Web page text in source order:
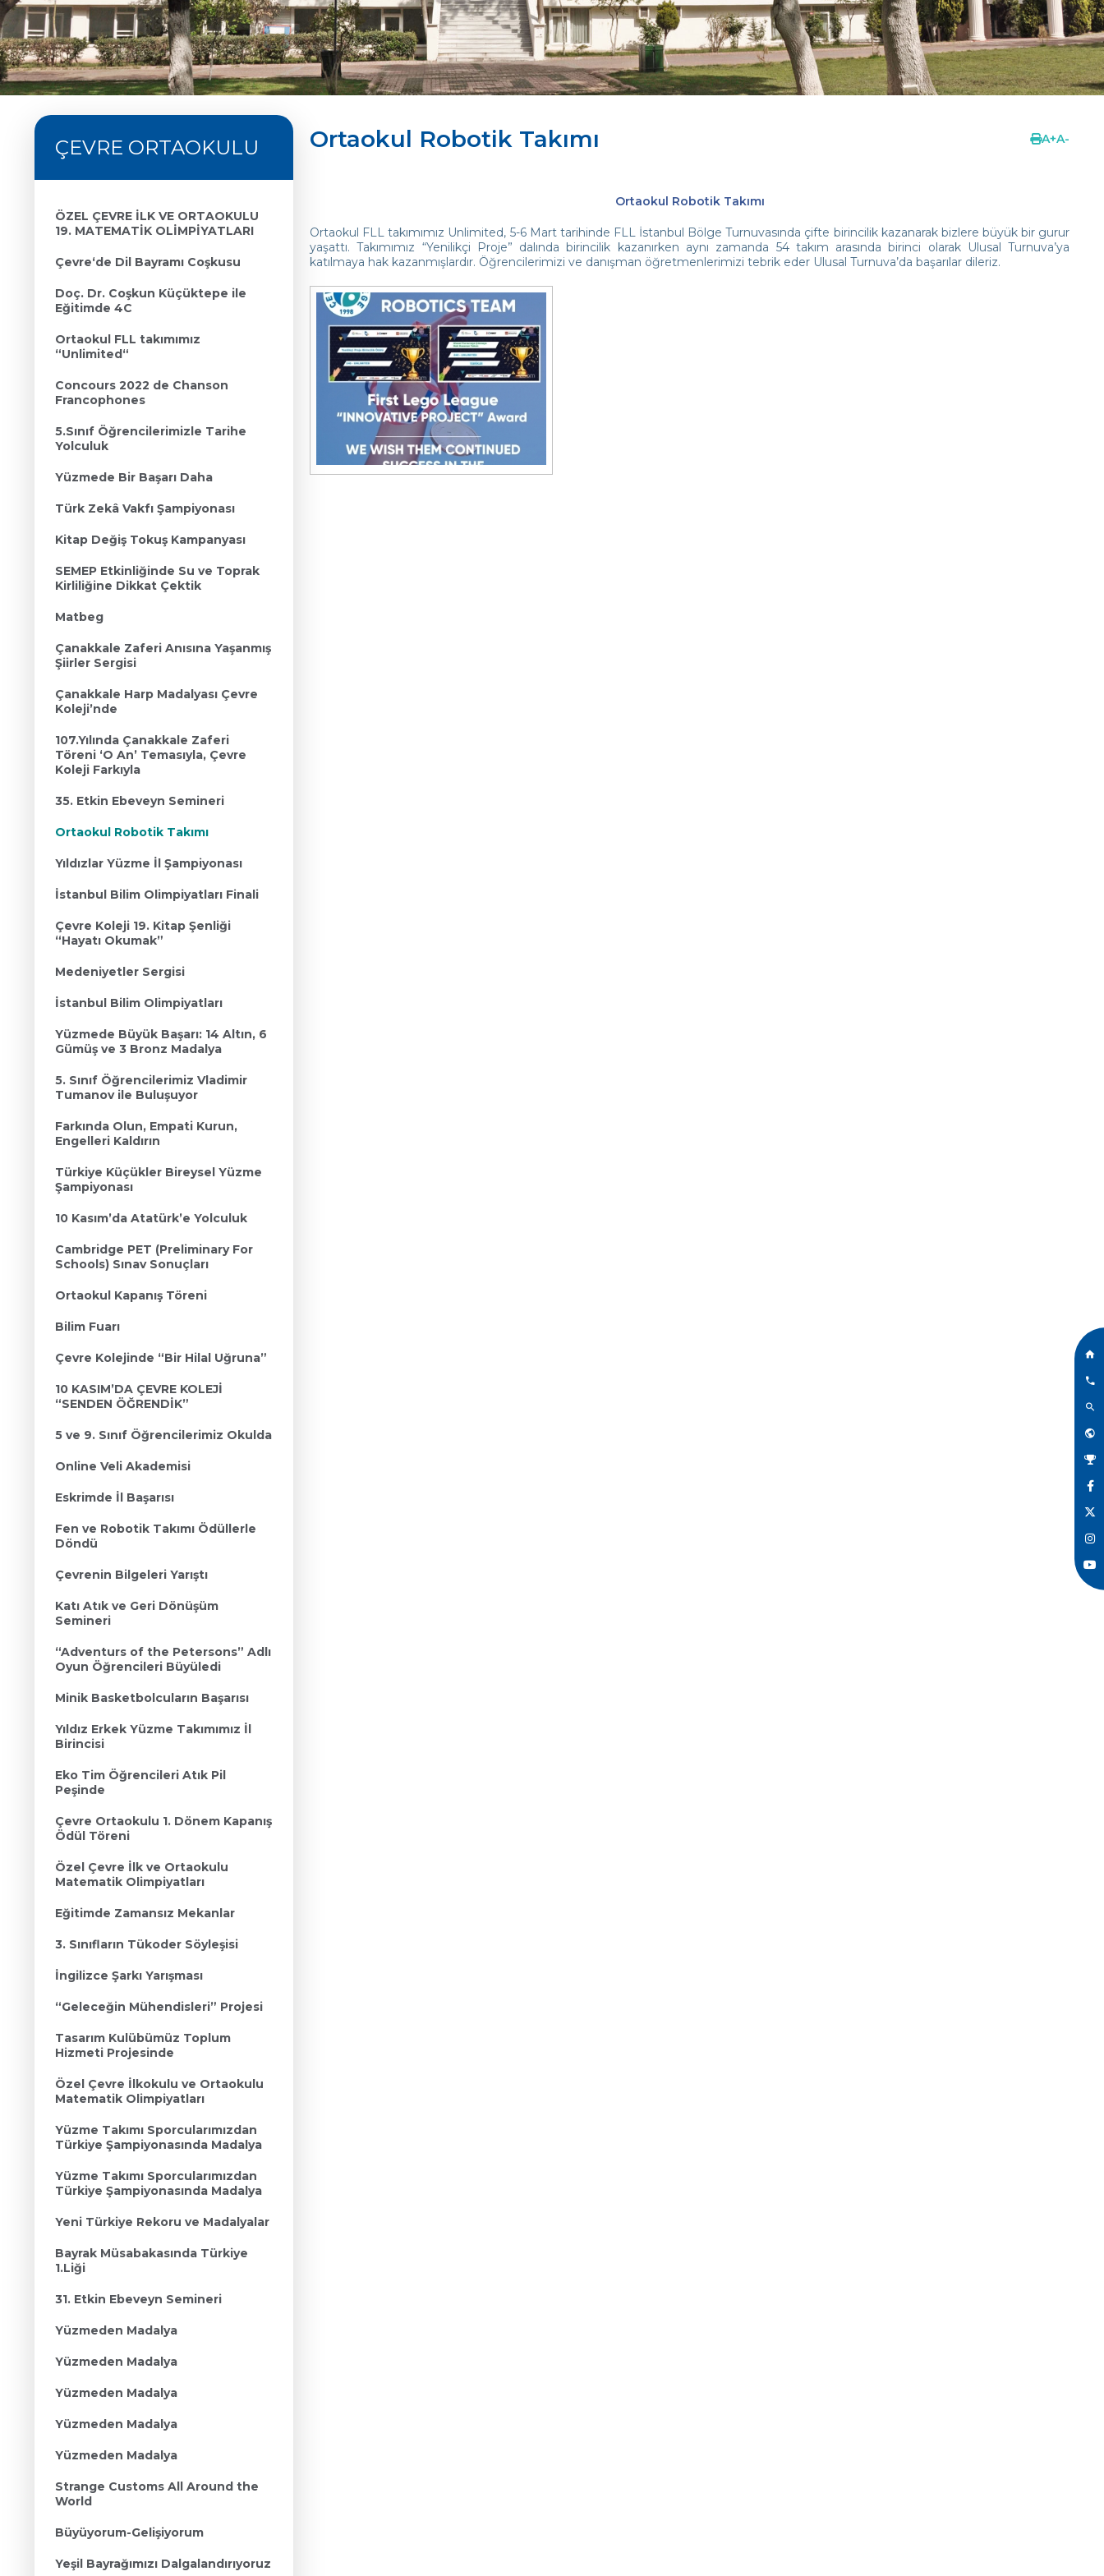
ÇEVRE ORTAOKULU
ÖZEL ÇEVRE İLK VE ORTAOKULU
19. MATEMATİK OLİMPİYATLARI
Çevre‘de Dil Bayramı Coşkusu
Doç. Dr. Coşkun Küçüktepe ile
Eğitimde 4C
Ortaokul FLL takımımız
“Unlimited“
Concours 2022 de Chanson
Francophones
5.Sınıf Öğrencilerimizle Tarihe
Yolculuk
Yüzmede Bir Başarı Daha
Türk Zekâ Vakfı Şampiyonası
Kitap Değiş Tokuş Kampanyası
SEMEP Etkinliğinde Su ve Toprak
Kirliliğine Dikkat Çektik
Matbeg
Çanakkale Zaferi Anısına Yaşanmış
Şiirler Sergisi
Çanakkale Harp Madalyası Çevre
Koleji’nde
107.Yılında Çanakkale Zaferi
Töreni ‘O An’ Temasıyla, Çevre
Koleji Farkıyla
35. Etkin Ebeveyn Semineri
Ortaokul Robotik Takımı
Yıldızlar Yüzme İl Şampiyonası
İstanbul Bilim Olimpiyatları Finali
Çevre Koleji 19. Kitap Şenliği
“Hayatı Okumak”
Medeniyetler Sergisi
İstanbul Bilim Olimpiyatları
Yüzmede Büyük Başarı: 14 Altın, 6
Gümüş ve 3 Bronz Madalya
5. Sınıf Öğrencilerimiz Vladimir
Tumanov ile Buluşuyor
Farkında Olun, Empati Kurun,
Engelleri Kaldırın
Türkiye Küçükler Bireysel Yüzme
Şampiyonası
10 Kasım’da Atatürk’e Yolculuk
Cambridge PET (Preliminary For
Schools) Sınav Sonuçları
Ortaokul Kapanış Töreni
Bilim Fuarı
Çevre Kolejinde “Bir Hilal Uğruna”
10 KASIM’DA ÇEVRE KOLEJİ
“SENDEN ÖĞRENDİK”
5 ve 9. Sınıf Öğrencilerimiz Okulda
Online Veli Akademisi
Eskrimde İl Başarısı
Fen ve Robotik Takımı Ödüllerle
Döndü
Çevrenin Bilgeleri Yarıştı
Katı Atık ve Geri Dönüşüm
Semineri
“Adventurs of the Petersons” Adlı
Oyun Öğrencileri Büyüledi
Minik Basketbolcuların Başarısı
Yıldız Erkek Yüzme Takımımız İl
Birincisi
Eko Tim Öğrencileri Atık Pil
Peşinde
Çevre Ortaokulu 1. Dönem Kapanış
Ödül Töreni
Özel Çevre İlk ve Ortaokulu
Matematik Olimpiyatları
Eğitimde Zamansız Mekanlar
3. Sınıfların Tükoder Söyleşisi
İngilizce Şarkı Yarışması
“Geleceğin Mühendisleri” Projesi
Tasarım Kulübümüz Toplum
Hizmeti Projesinde
Özel Çevre İlkokulu ve Ortaokulu
Matematik Olimpiyatları
Yüzme Takımı Sporcularımızdan
Türkiye Şampiyonasında Madalya
Yüzme Takımı Sporcularımızdan
Türkiye Şampiyonasında Madalya
Yeni Türkiye Rekoru ve Madalyalar
Bayrak Müsabakasında Türkiye
1.Liği
31. Etkin Ebeveyn Semineri
Yüzmeden Madalya
Yüzmeden Madalya
Yüzmeden Madalya
Yüzmeden Madalya
Yüzmeden Madalya
Strange Customs All Around the
World
Büyüyorum-Gelişiyorum
Yeşil Bayrağımızı Dalgalandırıyoruz
Ortaokul Robotik Takımı A+A-
Ortaokul Robotik Takımı
Ortaokul FLL takımımız Unlimited, 5-6 Mart tarihinde FLL İstanbul Bölge Turnuvasında çifte birincilik kazanarak bizlere büyük bir gurur
yaşattı. Takımımız “Yenilikçi Proje” dalında birincilik kazanırken aynı zamanda 54 takım arasında birinci olarak Ulusal Turnuva’ya
katılmaya hak kazanmışlardır. Öğrencilerimizi ve danışman öğretmenlerimizi tebrik eder Ulusal Turnuva’da başarılar dileriz.